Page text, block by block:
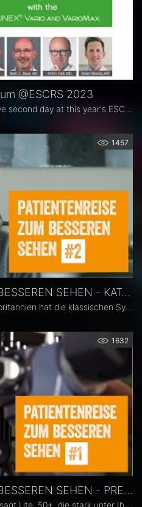
@ESCRS 2023
1457
PATIENTENREISE ZUM BESSEREN SEHEN - KATARAKT
1632
PATIENTENREISE ZUM BESSEREN SEHEN - PRESBYOPIE